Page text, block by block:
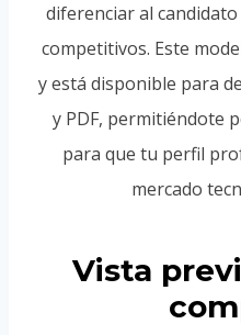
diferenciar al
competitivos. Este
y está disponible para
y PDF, permitiéndote
para que tu perfil
mercado
Vista